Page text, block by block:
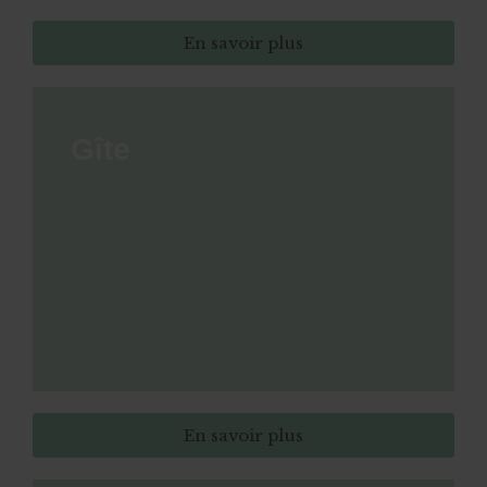
En savoir plus
En savoir plus